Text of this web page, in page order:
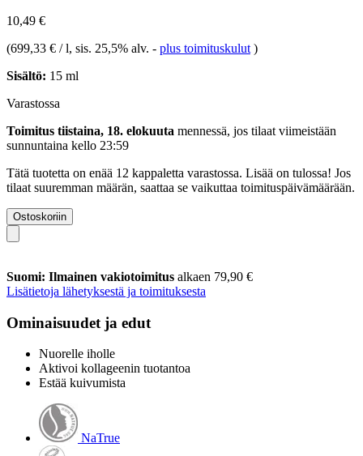
10,49 €
(699,33 € / l, sis. 25,5% alv. - plus toimituskulut )
Sisältö: 15 ml
Varastossa
Toimitus tiistaina, 18. elokuuta mennessä, jos tilaat viimeistään
sunnuntaina kello 23:59
Tätä tuotetta on enää 12 kappaletta varastossa. Lisää on tulossa! Jos
tilaat suuremman määrän, saattaa se vaikuttaa toimituspäivämäärään.
Ostoskoriin
Suomi: Ilmainen vakiotoimitus alkaen 79,90 €
Lisätietoja lähetyksestä ja toimituksesta
Ominaisuudet ja edut
Nuorelle iholle
Aktivoi kollageenin tuotantoa
Estää kuivumista
NaTrue